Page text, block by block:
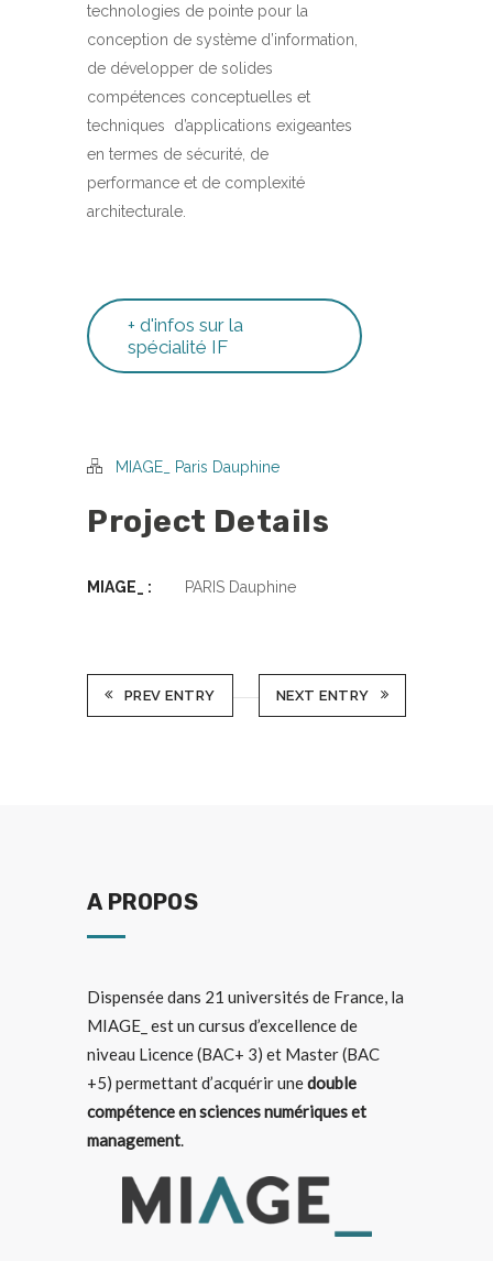
technologies de pointe pour la
conception de système d’information,
de développer de solides
compétences conceptuelles et
techniques d’applications exigeantes
en termes de sécurité, de
performance et de complexité
architecturale.
+ d'infos sur la
spécialité IF
MIAGE_ Paris Dauphine
Project Details
MIAGE_ : PARIS Dauphine
PREV ENTRY NEXT ENTRY
A PROPOS
Dispensée dans 21 universités de France, la
MIAGE_ est un cursus d’excellence de
niveau Licence (BAC+ 3) et Master (BAC
+5) permettant d’acquérir unedouble
compétence en sciences numériques et
management.